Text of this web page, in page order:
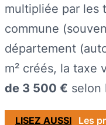
multipliée par les
commune
département
m² créés, la taxe
de 3 500 € selon
LISEZ AUSSI
Les